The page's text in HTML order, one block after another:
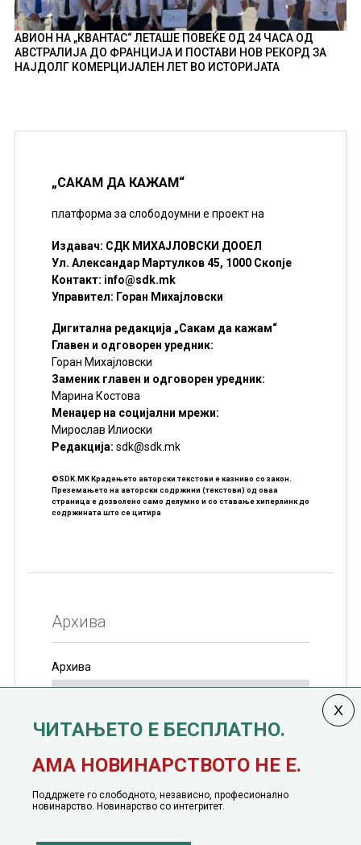
АВИОН НА „КВАНТАС“ ЛЕТАШЕ ПОВЕЌЕ ОД 24 ЧАСА ОД
АВСТРАЛИЈА ДО ФРАНЦИЈА И ПОСТАВИ НОВ РЕКОРД ЗА
НАЈДОЛГ КОМЕРЦИЈАЛЕН ЛЕТ ВО ИСТОРИЈАТА
„САКАМ ДА КАЖАМ“
платформа за слободоумни е проект на
Издавач: СДК МИХАЈЛОВСКИ ДООЕЛ
Ул. Александар Мартулков 45, 1000 Скопје
Контакт: info@sdk.mk
Управител: Горан Михајловски
Дигитална редакција „Сакам да кажам“
Главен и одговорен уредник:
Горан Михајловски
Заменик главен и одговорен уредник:
Марина Костова
Менаџер на социјални мрежи:
Мирослав Илиоски
Редакцијa: sdk@sdk.mk
©SDK.MK Крадењето авторски текстови е казниво со закон.
Преземањето на авторски содржини (текстови) од оваа
страница е дозволено само делумно и со ставање хиперлинк до
содржината што се цитира
Архива
Архива
јануари, 1991 година
ЧИТАЊЕТО Е БЕСПЛАТНО.
АМА НОВИНАРСТВОТО НЕ Е.
Поддржете го слободното, независно, професионално
новинарство. Новинарство со интегритет.